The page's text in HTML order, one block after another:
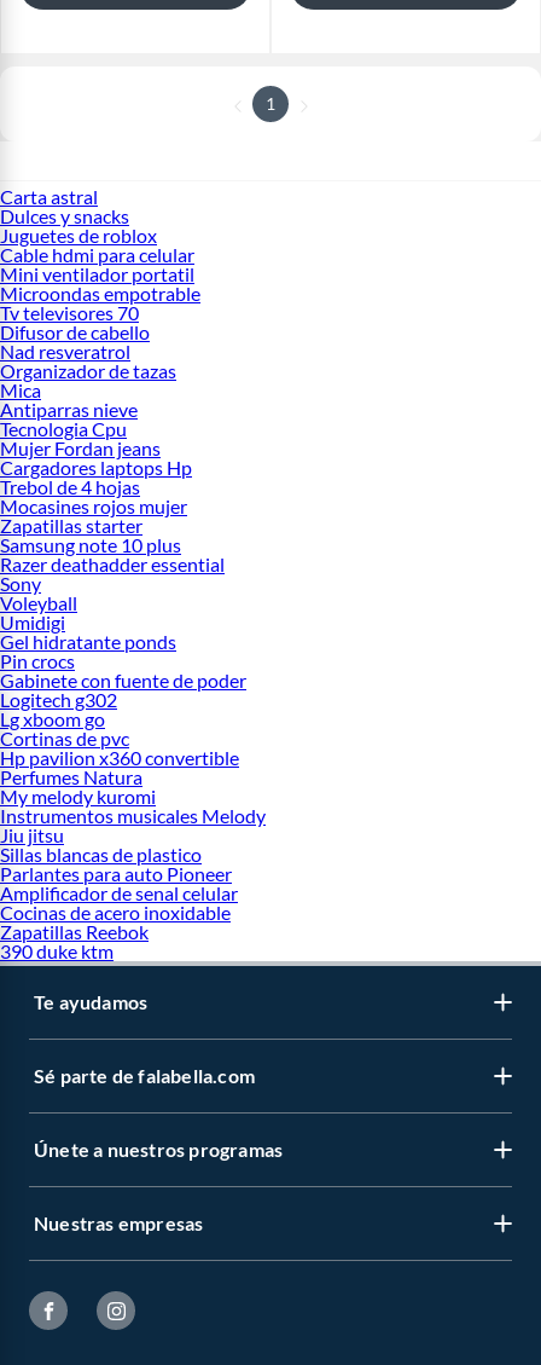
1
Carta astral
Dulces y snacks
Juguetes de roblox
Cable hdmi para celular
Mini ventilador portatil
Microondas empotrable
Tv televisores 70
Difusor de cabello
Nad resveratrol
Organizador de tazas
Mica
Antiparras nieve
Tecnologia Cpu
Mujer Fordan jeans
Cargadores laptops Hp
Trebol de 4 hojas
Mocasines rojos mujer
Zapatillas starter
Samsung note 10 plus
Razer deathadder essential
Sony
Voleyball
Umidigi
Gel hidratante ponds
Pin crocs
Gabinete con fuente de poder
Logitech g302
Lg xboom go
Cortinas de pvc
Hp pavilion x360 convertible
Perfumes Natura
My melody kuromi
Instrumentos musicales Melody
Jiu jitsu
Sillas blancas de plastico
Parlantes para auto Pioneer
Amplificador de senal celular
Cocinas de acero inoxidable
Zapatillas Reebok
390 duke ktm
Te ayudamos
Sé parte de falabella.com
Únete a nuestros programas
Nuestras empresas